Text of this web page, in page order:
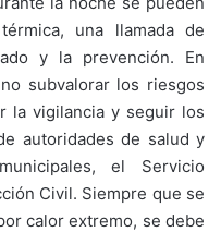
una llamada de
y la prevención. En
subvalorar los riesgos
la vigilancia y seguir los
autoridades de salud y
el Servicio
Civil. Siempre que se
calor extremo, se debe